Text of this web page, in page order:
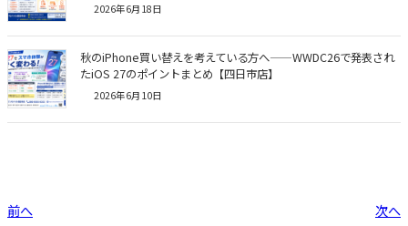
2026年6月18日
秋のiPhone買い替えを考えている方へ——WWDC26で発表され
たiOS 27のポイントまとめ【四日市店】
2026年6月10日
前へ 次へ